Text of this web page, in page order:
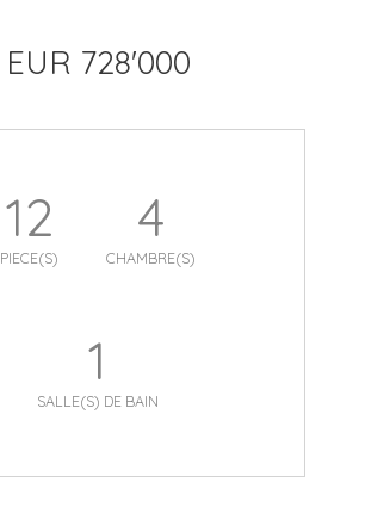
EUR 728'000
12
PIECE(S)
4
CHAMBRE(S)
1
SALLE(S) DE BAIN